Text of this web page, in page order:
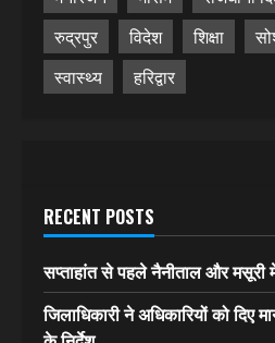
रुद्रपुर
विदेश शिक्षा
स्वास्थ्य
हरिद्वार
RECENT POSTS
सप्ताहांत से पहले नैनीताल और मसूरी
जिलाधिकारी ने अधिकारियों को दिए